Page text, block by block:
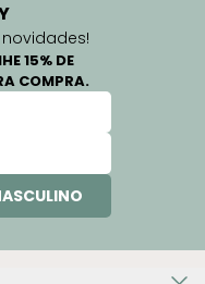
15% DE
COMPRA.